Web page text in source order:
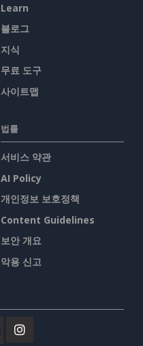
Learn
블로그
지식
무료 도구
사이트맵
법률
서비스 약관
AI Policy
개인정보 보호정책
Content Guidelines
보안 개요
악용 신고